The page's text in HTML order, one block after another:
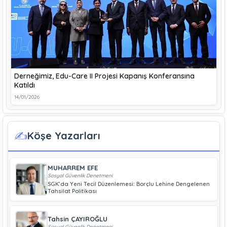
Derneğimiz, Edu-Care II Projesi Kapanış Konferansına
Katıldı
14/01/2026
✍️Köşe Yazarları
MUHARREM EFE
Sosyal Güvenlik Denetmeni
SGK’da Yeni Tecil Düzenlemesi: Borçlu Lehine Dengelenen
Tahsilat Politikası
Tahsin ÇAYIROĞLU